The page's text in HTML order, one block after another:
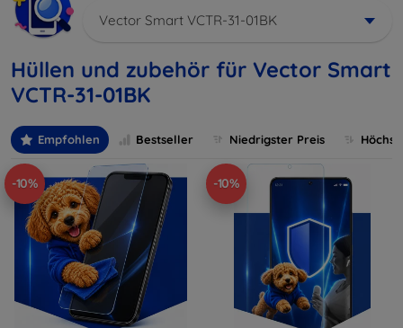
Vector Smart VCTR-31-01BK
Hüllen und zubehör für Vector Smart
VCTR-31-01BK
Empfohlen Bestseller Niedrigster Preis
-10% -10%